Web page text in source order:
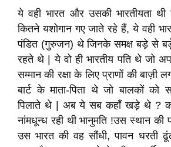
ये वही भारत और उसकी भारतीयता
कितने यशोगान गए जाते रहे हैं, ये वही
पंडित (गुरुजन) थे जिनके समक्ष बड़े से
रहते थे | ये वो ही भारतीय पति थे जो
सम्मान की रक्षा के लिए प्राणों की बाज़ी
बार्ट के माता-पिता थे जो बालकों को
पिलाते थे | अब ये सब कहाँ खड़े थे ?
नांमधून्ध रही थी भानुमति !उस स्थान की
उस भारत की वह सौंधी, पावन धरती